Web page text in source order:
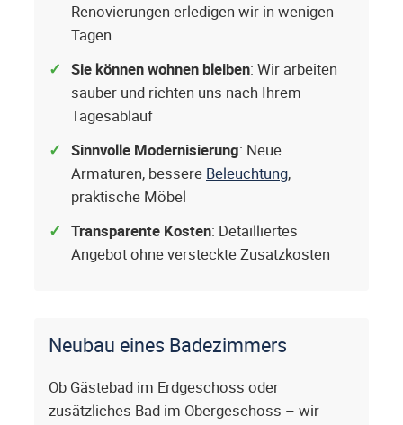
Renovierungen erledigen wir in wenigen
Tagen
Sie können wohnen bleiben: Wir arbeiten
sauber und richten uns nach Ihrem
Tagesablauf
Sinnvolle Modernisierung: Neue
Armaturen, bessere Beleuchtung,
praktische Möbel
Transparente Kosten: Detailliertes
Angebot ohne versteckte Zusatzkosten
Neubau eines Badezimmers
Ob Gästebad im Erdgeschoss oder
zusätzliches Bad im Obergeschoss – wir